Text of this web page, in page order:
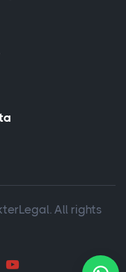
All rights